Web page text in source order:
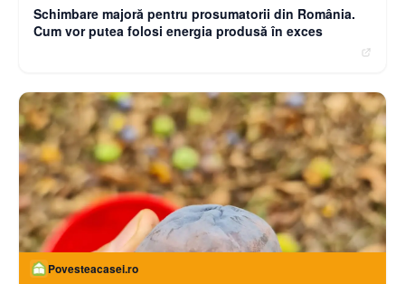
Schimbare majoră pentru prosumatorii din România.
Cum vor putea folosi energia produsă în exces
Povesteacasei.ro